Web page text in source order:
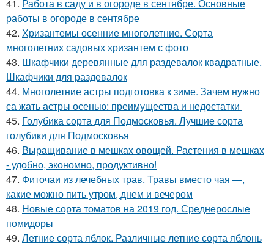
41. Работа в саду и в огороде в сентябре. Основные
работы в огороде в сентябре
42. Хризантемы осенние многолетние. Сорта
многолетних садовых хризантем с фото
43. Шкафчики деревянные для раздевалок квадратные.
Шкафчики для раздевалок
44. Многолетние астры подготовка к зиме. Зачем нужно
са жать астры осенью: преимущества и недостатки
45. Голубика сорта для Подмосковья. Лучшие сорта
голубики для Подмосковья
46. Выращивание в мешках овощей. Растения в мешках
- удобно, экономно, продуктивно!
47. Фиточаи из лечебных трав. Травы вместо чая —,
какие можно пить утром, днем и вечером
48. Новые сорта томатов на 2019 год. Среднерослые
помидоры
49. Летние сорта яблок. Различные летние сорта яблонь